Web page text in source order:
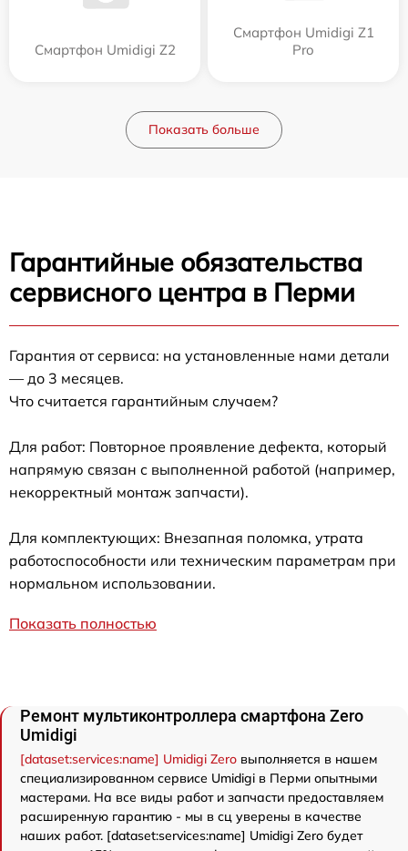
Смартфон Umidigi Z2
Смартфон Umidigi Z1
Pro
Показать больше
Гарантийные обязательства
сервисного центра в Перми
Гарантия от сервиса: на установленные нами детали
— до 3 месяцев.
Что считается гарантийным случаем?
Для работ: Повторное проявление дефекта, который
напрямую связан с выполненной работой (например,
некорректный монтаж запчасти).
Для комплектующих: Внезапная поломка, утрата
работоспособности или техническим параметрам при
нормальном использовании.
Показать полностью
Ремонт мультиконтроллера смартфона Zero
Umidigi
[dataset:services:name] Umidigi Zero выполняется в нашем
специализированном сервисе Umidigi в Перми опытными
мастерами. На все виды работ и запчасти предоставляем
расширенную гарантию - мы в сц уверены в качестве
наших работ. [dataset:services:name] Umidigi Zero будет